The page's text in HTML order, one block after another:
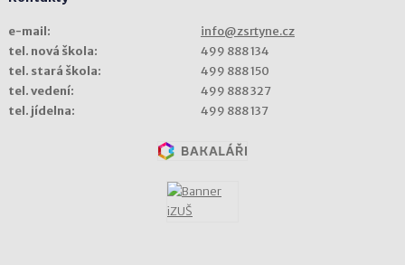
e-mail:
info@zsrtyne.cz
tel. nová škola:
499 888 134
tel. stará škola:
499 888 150
tel. vedení:
499 888 327
tel. jídelna:
499 888 137